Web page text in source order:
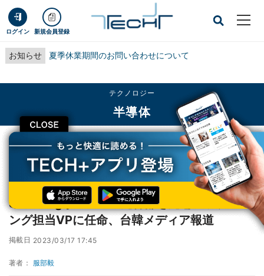
ログイン 新規会員登録
お知らせ 夏季休業期間のお問い合わせについて
CLOSE
テクノロジー
半導体
TECH+ テクノロジー
半導体
SamsungがTSMCの元幹部を先端パッケージング担当VPに任命、台韓メディア
SamsungがTSMCの元幹部を先端パッケージ
ング担当VPに任命、台韓メディア報道
掲載日 2023/03/17 17:45
著者： 服部毅